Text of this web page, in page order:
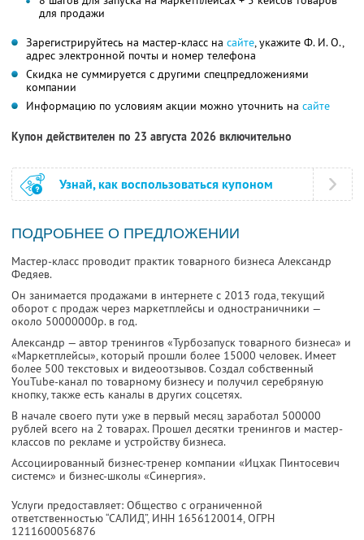
для продажи
Зарегистрируйтесь на мастер-класс на сайте, укажите Ф. И. О.,
адрес электронной почты и номер телефона
Скидка не суммируется с другими спецпредложениями
компании
Информацию по условиям акции можно уточнить на сайте
Купон действителен по 23 августа 2026 включительно
Узнай, как воспользоваться купоном
ПОДРОБНЕЕ О ПРЕДЛОЖЕНИИ
Мастер-класс проводит практик товарного бизнеса Александр
Федяев.
Он занимается продажами в интернете с 2013 года, текущий
оборот с продаж через маркетплейсы и одностраничники —
около 50000000р. в год.
Александр — автор тренингов «Турбозапуск товарного бизнеса» и
«Маркетплейсы», который прошли более 15000 человек. Имеет
более 500 текстовых и видеоотзывов. Создал собственный
YouTube-канал по товарному бизнесу и получил серебряную
кнопку, также есть каналы в других соцсетях.
В начале своего пути уже в первый месяц заработал 500000
рублей всего на 2 товарах. Прошел десятки тренингов и мастер-
классов по рекламе и устройству бизнеса.
Ассоциированный бизнес-тренер компании «Ицхак Пинтосевич
системс» и бизнес-школы «Синергия».
Услуги предоставляет: Общество с ограниченной
ответственностью “САЛИД”, ИНН 1656120014, ОГРН
1211600056876